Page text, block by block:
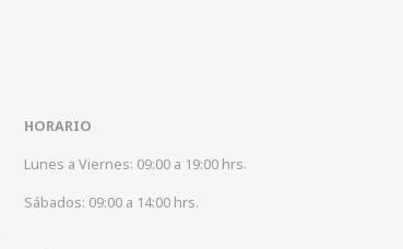
HORARIO
Lunes a Viernes: 09:00 a 19:00 hrs.
Sábados: 09:00 a 14:00 hrs.